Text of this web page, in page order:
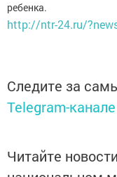
ребенка.
http://ntr-24.ru/
Следите за
Telegram-канале
Читайте